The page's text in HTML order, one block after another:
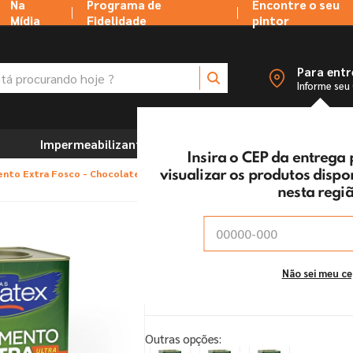
Na
Mídia
Programa de
Fidelidade
Encontre o seu
pintor
Para
Informe seu
Insira o CEP da
visualizar os produtos
nesta
Não sei meu
Impermeabilizantes
Extra Fosco - Chocolate
Tinta Acrílica Eucatex
Chocolate
Outras opções: